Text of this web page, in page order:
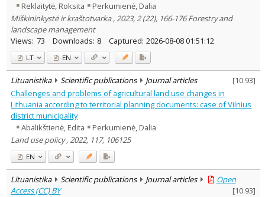
Reklaitytė, Roksita
Perkumienė, Dalia
Miškininkystė ir kraštotvarka , 2023, 2 (22), 166-176 Forestry and
landscape management
Views: 73 Downloads: 8 Captured: 2026-08-08 01:51:12
LT EN
Lituanistika Scientific publications Journal articles [10.93]
Challenges and problems of agricultural land use changes in
Lithuania according to territorial planning documents: case of Vilnius
district municipality
Abalikštienė, Edita
Perkumienė, Dalia
Land use policy , 2022, 117, 106125
EN
Lituanistika Scientific publications Journal articles
Open
Access (CC) BY
[10.93]